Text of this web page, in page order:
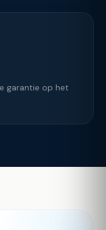
garantie op het